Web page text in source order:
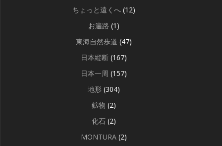
ちょっと遠くへ (12)
お遍路 (1)
東海自然歩道 (47)
日本縦断 (167)
日本一周 (157)
地形 (304)
鉱物 (2)
化石 (2)
MONTURA (2)